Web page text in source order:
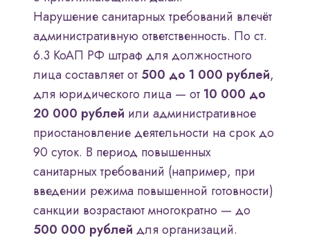
Нарушение санитарных требований влечёт
административную ответственность. По ст.
6.3 КоАП РФ штраф для должностного
лица составляет от 500 до 1 000 рублей,
для юридического лица — от 10 000 до
20 000 рублей или административное
приостановление деятельности на срок до
90 суток. В период повышенных
санитарных требований (например, при
введении режима повышенной готовности)
санкции возрастают многократно — до
500 000 рублей для организаций.